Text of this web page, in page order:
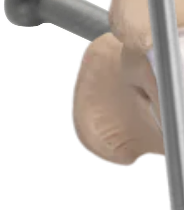
Artrodesis de la articulación metatarsofalángica